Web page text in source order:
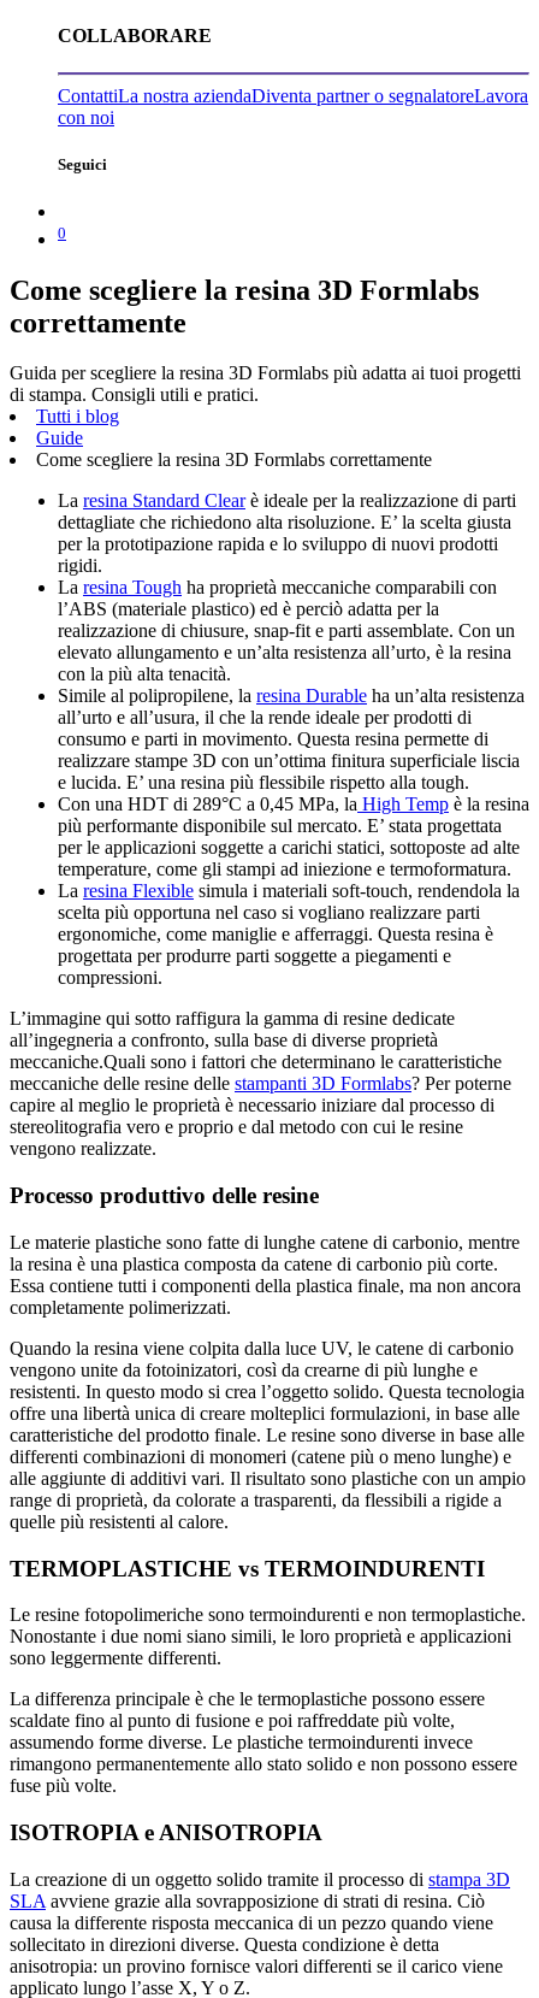
COLLABORARE
ContattiLa nostra aziendaDiventa partner o segnalatoreLavora
con noi
Seguici
0
Come scegliere la resina 3D Formlabs
correttamente
Guida per scegliere la resina 3D Formlabs più adatta ai tuoi progetti
di stampa. Consigli utili e pratici.
Tutti i blog
Guide
Come scegliere la resina 3D Formlabs correttamente
La resina Standard Clearè ideale per la realizzazione di parti
dettagliate che richiedono alta risoluzione. E’ la scelta giusta
per la prototipazione rapida e lo sviluppo di nuovi prodotti
rigidi.
La resina Tough ha proprietà meccaniche comparabili con
l’ABS (materiale plastico) ed è perciò adatta per la
realizzazione di chiusure, snap-fit e parti assemblate. Con un
elevato allungamento e un’alta resistenza all’urto, è la resina
con la più alta tenacità.
Simile al polipropilene, la resina Durable ha un’alta resistenza
all’urto e all’usura, il che la rende ideale per prodotti di
consumo e parti in movimento. Questa resina permette di
realizzare stampe 3D con un’ottima finitura superficiale liscia
e lucida. E’ una resina più flessibile rispetto alla tough.
Con una HDT di 289°C a 0,45 MPa, la High Temp è la resina
più performante disponibile sul mercato. E’ stata progettata
per le applicazioni soggette a carichi statici, sottoposte ad alte
temperature, come gli stampi ad iniezione e termoformatura.
La resina Flexible simula i materiali soft-touch, rendendola la
scelta più opportuna nel caso si vogliano realizzare parti
ergonomiche, come maniglie e afferraggi. Questa resina è
progettata per produrre parti soggette a piegamenti e
compressioni.
L’immagine qui sotto raffigura la gamma di resine dedicate
all’ingegneria a confronto, sulla base di diverse proprietà
meccaniche.Quali sono i fattori che determinano le caratteristiche
meccaniche delle resine delle stampanti 3D Formlabs? Per poterne
capire al meglio le proprietà è necessario iniziare dal processo di
stereolitografia vero e proprio e dal metodo con cui le resine
vengono realizzate.
Processo produttivo delle resine
Le materie plastiche sono fatte di lunghe catene di carbonio, mentre
la resina è una plastica composta da catene di carbonio più corte.
Essa contiene tutti i componenti della plastica finale, ma non ancora
completamente polimerizzati.
Quando la resina viene colpita dalla luce UV, le catene di carbonio
vengono unite da fotoinizatori, così da crearne di più lunghe e
resistenti. In questo modo si crea l’oggetto solido. Questa tecnologia
offre una libertà unica di creare molteplici formulazioni, in base alle
caratteristiche del prodotto finale. Le resine sono diverse in base alle
differenti combinazioni di monomeri (catene più o meno lunghe) e
alle aggiunte di additivi vari. Il risultato sono plastiche con un ampio
range di proprietà, da colorate a trasparenti, da flessibili a rigide a
quelle più resistenti al calore.
TERMOPLASTICHE vs TERMOINDURENTI
Le resine fotopolimeriche sono termoindurenti e non termoplastiche.
Nonostante i due nomi siano simili, le loro proprietà e applicazioni
sono leggermente differenti.
La differenza principale è che le termoplastiche possono essere
scaldate fino al punto di fusione e poi raffreddate più volte,
assumendo forme diverse. Le plastiche termoindurenti invece
rimangono permanentemente allo stato solido e non possono essere
fuse più volte.
ISOTROPIA e ANISOTROPIA
La creazione di un oggetto solido tramite il processo di stampa 3D
SLA avviene grazie alla sovrapposizione di strati di resina. Ciò
causa la differente risposta meccanica di un pezzo quando viene
sollecitato in direzioni diverse. Questa condizione è detta
anisotropia: un provino fornisce valori differenti se il carico viene
applicato lungo l’asse X, Y o Z.